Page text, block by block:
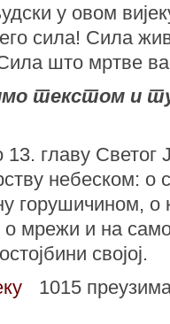
у овом
сила! Сила
што мртве
текстом и
13. главу
небеском: о
горушичином, о
мрежи и на
својој.
1015